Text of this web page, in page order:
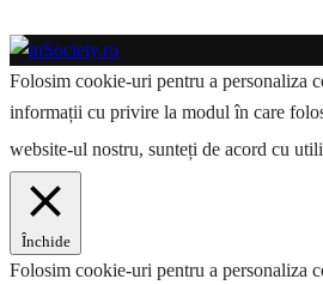
Folosim cookie-uri pentru a personaliza
informații cu privire la modul în care
website-ul nostru, sunteți de acord cu
Închide
Folosim cookie-uri pentru a personaliza